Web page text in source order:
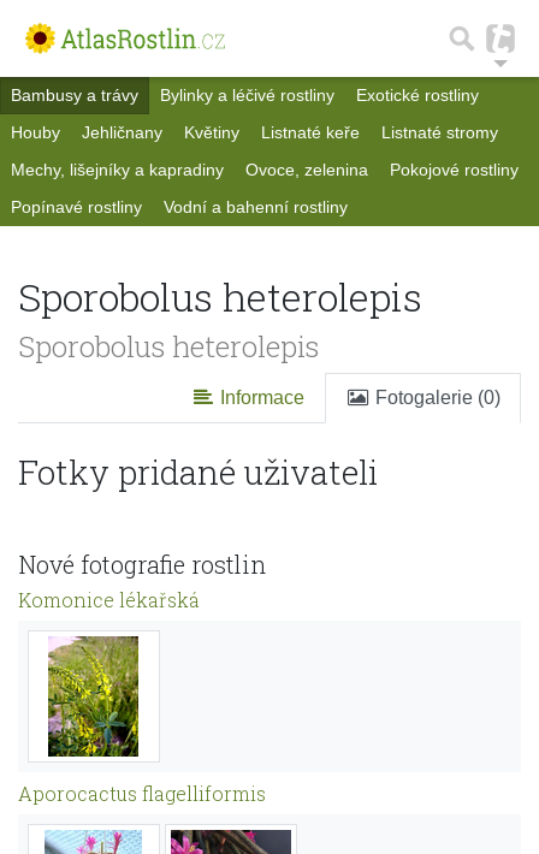
Bambusy a trávy Bylinky a léčivé rostliny
Exotické rostliny
Houby
Jehličnany Květiny Listnaté keře
Listnaté stromy
Mechy, lišejníky a kapradiny
Ovoce, zelenina
Pokojové rostliny
Popínavé rostliny
Vodní a bahenní rostliny
Sporobolus heterolepis
Sporobolus heterolepis
Informace Fotogalerie (0)
Fotky pridané uživateli
Nové fotografie rostlin
Komonice lékařská
Aporocactus flagelliformis